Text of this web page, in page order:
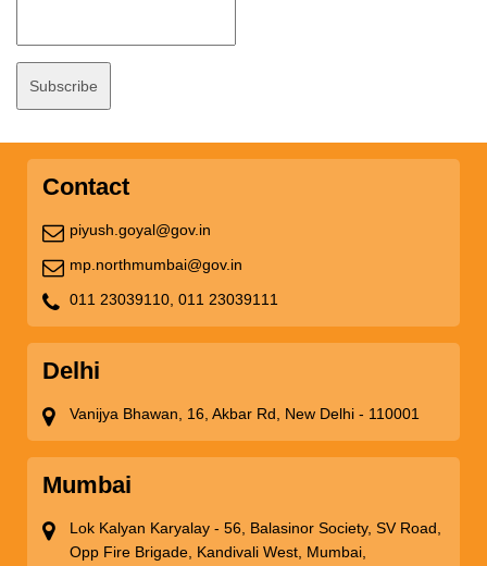
Contact
piyush.goyal@gov.in
mp.northmumbai@gov.in
011 23039110, 011 23039111
Delhi
Vanijya Bhawan, 16, Akbar Rd, New Delhi - 110001
Mumbai
Lok Kalyan Karyalay - 56, Balasinor Society, SV Road,
Opp Fire Brigade, Kandivali West, Mumbai,